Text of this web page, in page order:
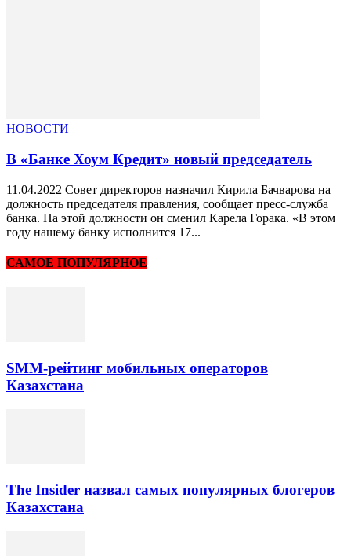
НОВОСТИ
В «Банке Хоум Кредит» новый председатель
11.04.2022 Совет директоров назначил Кирила Бачварова на
должность председателя правления, сообщает пресс-служба
банка. На этой должности он сменил Карела Горака. «В этом
году нашему банку исполнится 17...
САМОЕ ПОПУЛЯРНОЕ
SMM-рейтинг мобильных операторов
Казахстана
The Insider назвал самых популярных блогеров
Казахстана